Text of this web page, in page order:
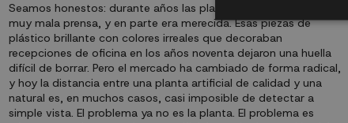
Seamos honestos: durante años las plantas artificiales tuvieron
muy mala prensa, y en parte era merecida. Esas piezas de
plástico brillante con colores irreales que decoraban
recepciones de oficina en los años noventa dejaron una huella
difícil de borrar. Pero el mercado ha cambiado de forma radical,
y hoy la distancia entre una planta artificial de calidad y una
natural es, en muchos casos, casi imposible de detectar a
simple vista. El problema ya no es la planta. El problema es